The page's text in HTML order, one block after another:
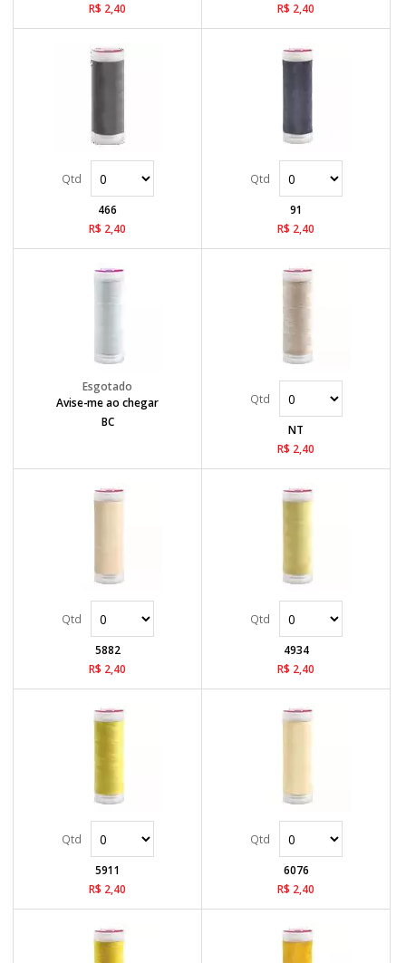
R$ 2,40
R$ 2,40
466
R$ 2,40
91
R$ 2,40
Avise-me ao chegar
BC
NT
R$ 2,40
5882
R$ 2,40
4934
R$ 2,40
5911
R$ 2,40
6076
R$ 2,40